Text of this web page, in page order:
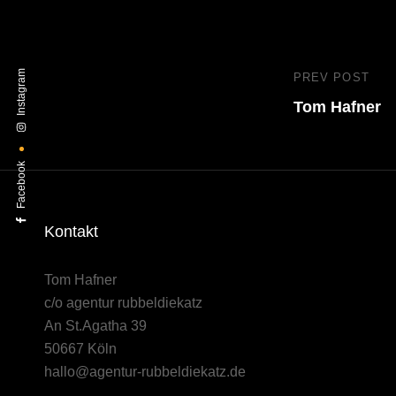
Facebook
Instagram
Previous
Post
PREV POST
Tom Hafner
Kontakt
Tom Hafner
c/o agentur rubbeldiekatz
An St.Agatha 39
50667 Köln
hallo@agentur-rubbeldiekatz.de